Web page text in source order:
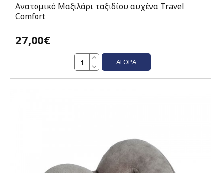
Ανατομικό Μαξιλάρι ταξιδίου αυχένα Travel
Comfort
27,00€
ΑΓΟΡΆ